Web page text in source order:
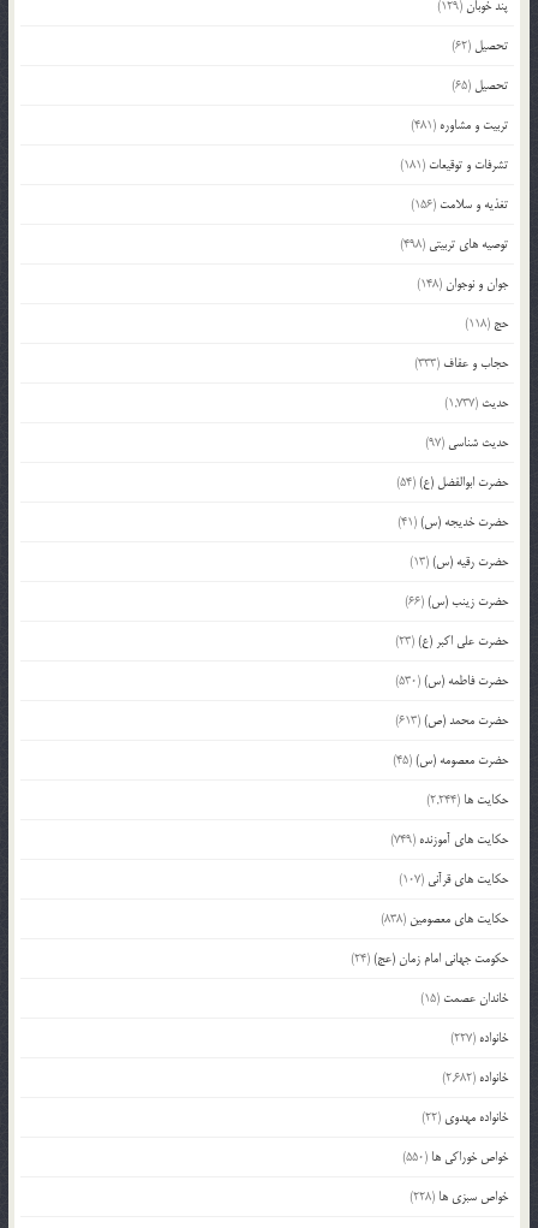
پند خوبان(129)
تحصیل (62)
تحصیل (65)
تربیت و مشاوره (481)
تشرفات و توقیعات (181)
تغذیه و سلامت (156)
توصیه های تربیتی (498)
جوان و نوجوان(148)
حج (118)
حجاب و عفاف (333)
حدیث (1,737)
حدیث شناسی (97)
حضرت ابوالفضل (ع)(54)
حضرت خدیجه (س)(41)
حضرت رقیه (س)(13)
حضرت زینب (س)(66)
حضرت علی اکبر (ع)(23)
حضرت فاطمه (س)(530)
حضرت محمد (ص)(613)
حضرت معصومه (س)(45)
حکایت ها (2,244)
حکایت های آموزنده (749)
حکایت های قرآنی (107)
حکایت های معصومین (838)
حکومت جهانی امام زمان (عج)(24)
خاندان عصمت (15)
خانواده (227)
خانواده (2,682)
خانواده مهدوی (22)
خواص خوراکی ها (550)
خواص سبزی ها (228)